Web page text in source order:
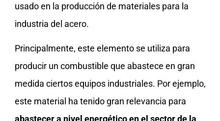
usado en la producción de materiales para la
industria del acero.
Principalmente, este elemento se utiliza para
producir un combustible que abastece en gran
medida ciertos equipos industriales. Por ejemplo,
este material ha tenido gran relevancia para
abastecer a nivel energético en el sector de la